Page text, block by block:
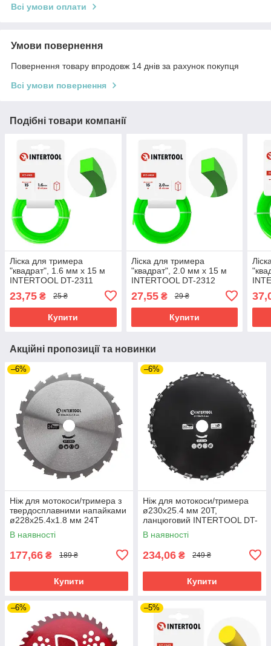
Всі умови оплати
Умови повернення
Повернення товару впродовж 14 днів за рахунок покупця
Всі умови повернення
Подібні товари компанії
Лiска для тримера
"квадрат", 1.6 мм x 15 м
INTERTOOL DT-2311
23,75 ₴ 25 ₴
Купити
Лiска для тримера
"квадрат", 2.0 мм x 15 м
INTERTOOL DT-2312
27,55₴ 29 ₴
Купити
Акційні пропозиції та новинки
–6%
Ніж для мотокоси/тримера з
твердосплавними напайками
ø228x25.4x1.8 мм 24T
INTERTOOL DT-2353
В наявності
177,66 ₴ 189 ₴
Купити
–6%
Ніж для мотокоси/тримера
ø230x25.4 мм 20T,
ланцюговий INTERTOOL DT-
2354
В наявності
234,06 ₴ 249 ₴
Купити
–6% –5%